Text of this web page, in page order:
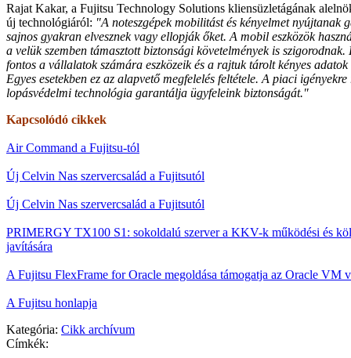
Rajat Kakar, a Fujitsu Technology Solutions kliensüzletágának
új technológiáról: "A noteszgépek mobilitást és kényelmet nyújtanak
sajnos gyakran elvesznek vagy ellopják őket. A mobil eszközök
a velük szemben támasztott biztonsági követelmények is szigorodnak.
fontos a vállalatok számára eszközeik és a rajtuk tárolt kényes
Egyes esetekben ez az alapvető megfelelés feltétele. A piaci
lopásvédelmi technológia garantálja ügyfeleink biztonságát."
Kapcsolódó cikkek
Air Command a Fujitsu-tól
Új Celvin Nas szervercsalád a Fujitsutól
Új Celvin Nas szervercsalád a Fujitsutól
PRIMERGY TX100 S1: sokoldalú szerver a KKV-k működési és
javítására
A Fujitsu FlexFrame for Oracle megoldása támogatja az Oracle VM
A Fujitsu honlapja
Kategória: Cikk archívum
Címkék: